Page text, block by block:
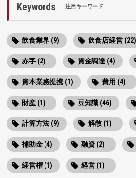
Keywords 注目キーワード
飲食業界 (9) 飲食店経営 (22)
赤字 (2) 資金調達 (4)
資本業務提携 (1) 費用 (4)
財産 (1) 豆知識 (46)
計算方法 (9) 解散 (1)
補助金 (4) 融資 (2)
経営権 (1) 経営 (1)